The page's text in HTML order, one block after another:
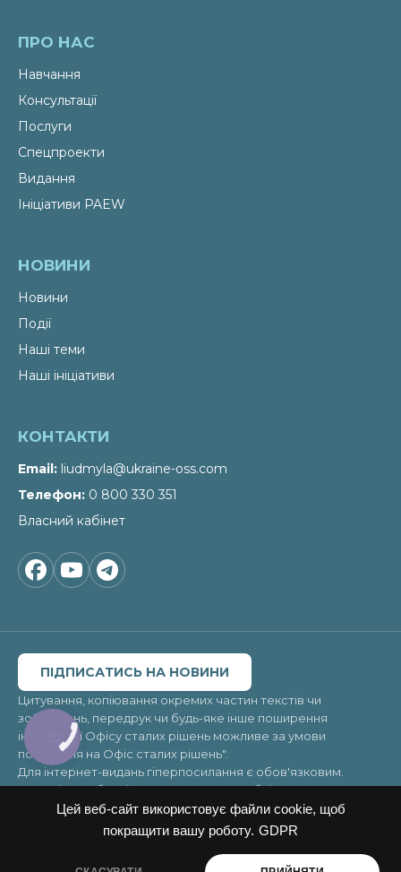
Цей веб-сайт використовує файли cookie, щоб
покращити вашу роботу. GDPR
ПРО НАС
Навчання
Консультації
Послуги
Спецпроекти
Видання
Ініціативи PAEW
НОВИНИ
Новини
Події
Наші теми
Наші ініціативи
КОНТАКТИ
Email liudmyla@ukraine-oss.com
Телефон 0 800 330 351
Власний кабінет
ПІДПИСАТИСЬ НА НОВИНИ
Цитування, копіювання окремих частин текстів чи
зображень, передрук чи будь-яке інше поширення
інформації Офісу сталих рішень можливе за умови
посилання на Офіс сталих рішень"
Для інтернет-видань гіперпосилання є обов'язковим.
Матеріали в блоці «Новини» можуть публікуватись на
правах реклами, відповідальність за їхній зміст несе
рекламодавець.
Copyright ©Office of Sustainable Solutions 2026. All rights